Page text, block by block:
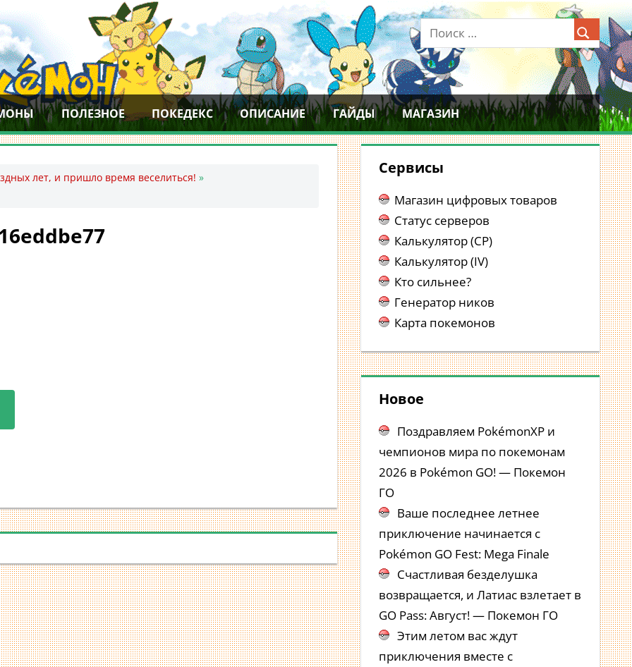
ПОЛЕЗНОЕ ПОКЕДЕКС ОПИСАНИЕ ГАЙДЫ МАГАЗИН
лет, и пришло время веселиться! »
Сервисы
Магазин цифровых товаров
Статус серверов
Калькулятор (CP)
Калькулятор (IV)
Кто сильнее?
Генератор ников
Карта покемонов
Новое
Поздравляем PokémonXP и
чемпионов мира по покемонам
2026 в Pokémon GO! — Покемон
ГО
Ваше последнее летнее
приключение начинается с
Pokémon GO Fest: Mega Finale
Счастливая безделушка
возвращается, и Латиас взлетает в
GO Pass: Август! — Покемон ГО
Этим летом вас ждут
приключения вместе с